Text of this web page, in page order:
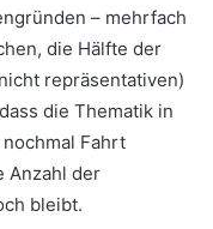
– mehrfach
die Hälfte der
repräsentativen)
die Thematik in
Fahrt
Anzahl der
bleibt.